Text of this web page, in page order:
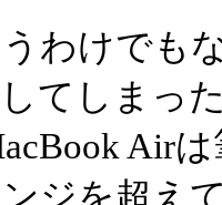
わけでも
てしまっ
Air
ジを超え